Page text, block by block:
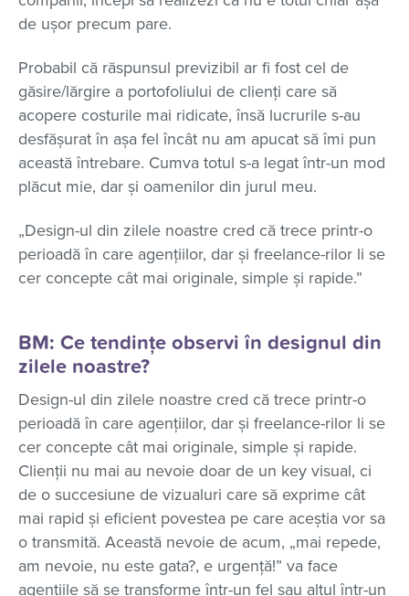
de ușor precum pare.
Probabil că răspunsul previzibil ar fi fost cel de
găsire/lărgire a portofoliului de clienți care să
acopere costurile mai ridicate, însă lucrurile s-au
desfășurat în așa fel încât nu am apucat să îmi pun
această întrebare. Cumva totul s-a legat într-un mod
plăcut mie, dar și oamenilor din jurul meu.
„Design-ul din zilele noastre cred că trece printr-o
perioadă în care agențiilor, dar și freelance-rilor li se
cer concepte cât mai originale, simple și rapide.”
BM: Ce tendințe observi în designul din
zilele noastre?
Design-ul din zilele noastre cred că trece printr-o
perioadă în care agențiilor, dar și freelance-rilor li se
cer concepte cât mai originale, simple și rapide.
Clienții nu mai au nevoie doar de un key visual, ci
de o succesiune de vizualuri care să exprime cât
mai rapid și eficient povestea pe care aceștia vor sa
o transmită. Această nevoie de acum, „mai repede,
am nevoie, nu este gata?, e urgență!” va face
agențiile să se transforme într-un fel sau altul într-un